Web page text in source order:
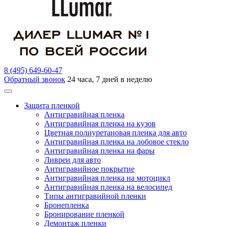
8 (495) 649-60-47
Обратный звонок 24 часа, 7 дней в неделю
Защита пленкой
Антигравийная пленка
Антигравийная пленка на кузов
Цветная полиуретановая пленка для авто
Антигравийная пленка на лобовое стекло
Антигравийная пленка на фары
Ливреи для авто
Антигравийное покрытие
Антигравийная пленка на мотоцикл
Антигравийная пленка на велосипед
Типы антигравийной пленки
Бронепленка
Бронирование пленкой
Демонтаж пленки